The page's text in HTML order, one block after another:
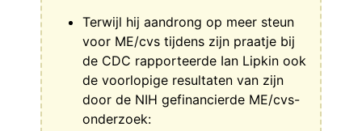
Terwijl hij aandrong op meer steun
voor ME/cvs tijdens zijn praatje bij
de CDC rapporteerde Ian Lipkin ook
de voorlopige resultaten van zijn
door de NIH gefinancierde ME/cvs-
onderzoek: